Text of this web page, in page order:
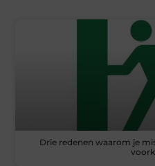
Drie redenen waarom je